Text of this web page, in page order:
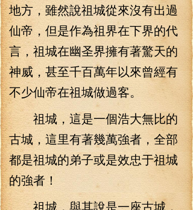
地方，雖然說祖城從來沒有出過
仙帝，但是作為祖界在下界的代
言，祖城在幽圣界擁有著驚天的
神威，甚至千百萬年以來曾經有
不少仙帝在祖城做過客。
祖城，這是一個浩大無比的
古城，這里有著幾萬強者，全部
都是祖城的弟子或是效忠于祖城
的強者！
祖城，與其說是一座古城，